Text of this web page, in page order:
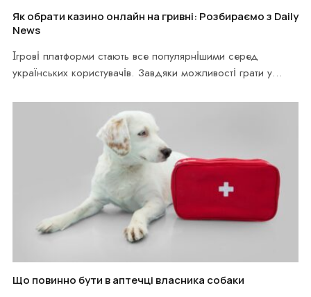
Як обрати казино онлайн на гривні: Розбираємо з Daily
News
Ігрові платформи стають все популярнішими серед
українських користувачів. Завдяки можливості грати у
Що повинно бути в аптечці власника собаки